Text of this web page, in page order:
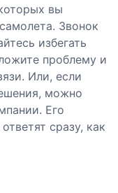
вы
Звонок
избегать
проблему и
Или, если
можно
Его
сразу, как